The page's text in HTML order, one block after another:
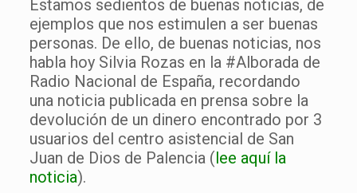
Estamos sedientos de buenas noticias, de
ejemplos que nos estimulen a ser buenas
personas. De ello, de buenas noticias, nos
habla hoy Silvia Rozas en la #Alborada de
Radio Nacional de España, recordando
una noticia publicada en prensa sobre la
devolución de un dinero encontrado por 3
usuarios del centro asistencial de San
Juan de Dios de Palencia (lee aquí la
noticia).